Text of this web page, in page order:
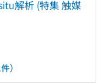
解析 (特集 触媒
）